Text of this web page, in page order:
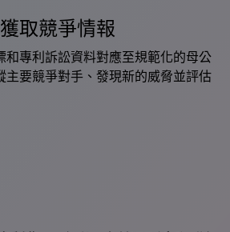
取競爭情報
和專利訴訟資料對應至規範化的母公
主要競爭對手、發現新的威脅並評估